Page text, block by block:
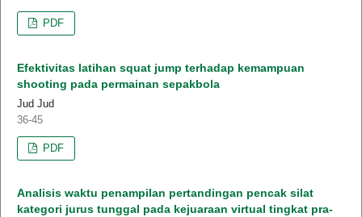
PDF
Efektivitas latihan squat jump terhadap kemampuan
shooting pada permainan sepakbola
Jud Jud
36-45
PDF
Analisis waktu penampilan pertandingan pencak silat
kategori jurus tunggal pada kejuaraan virtual tingkat pra-